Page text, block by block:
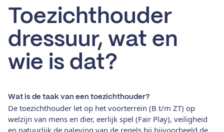
Toezichthouder
dressuur, wat en
wie is dat?
Wat is de taak van een toezichthouder?
De toezichthouder let op het voorterrein (B t/m ZT) op
welzijn van mens en dier, eerlijk spel (Fair Play), veiligheid
en natuurlijk de naleving van de regels bij bijvoorbeeld de